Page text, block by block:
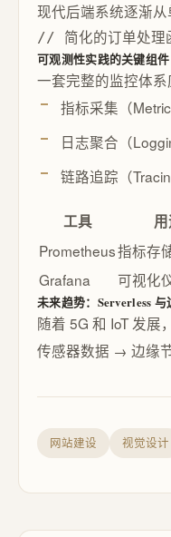
现代后端系统逐渐
// 简化的订单
可观测性实践的关键组件
一套完整的监控体系
指标采集（
日志聚合（
链路追踪（
工具
Prometheus指标存
Grafana
可视化
未来趋势：Serverless
随着 5G 和 IoT 发
传感器数据 → 边缘
网站建设 视觉设计